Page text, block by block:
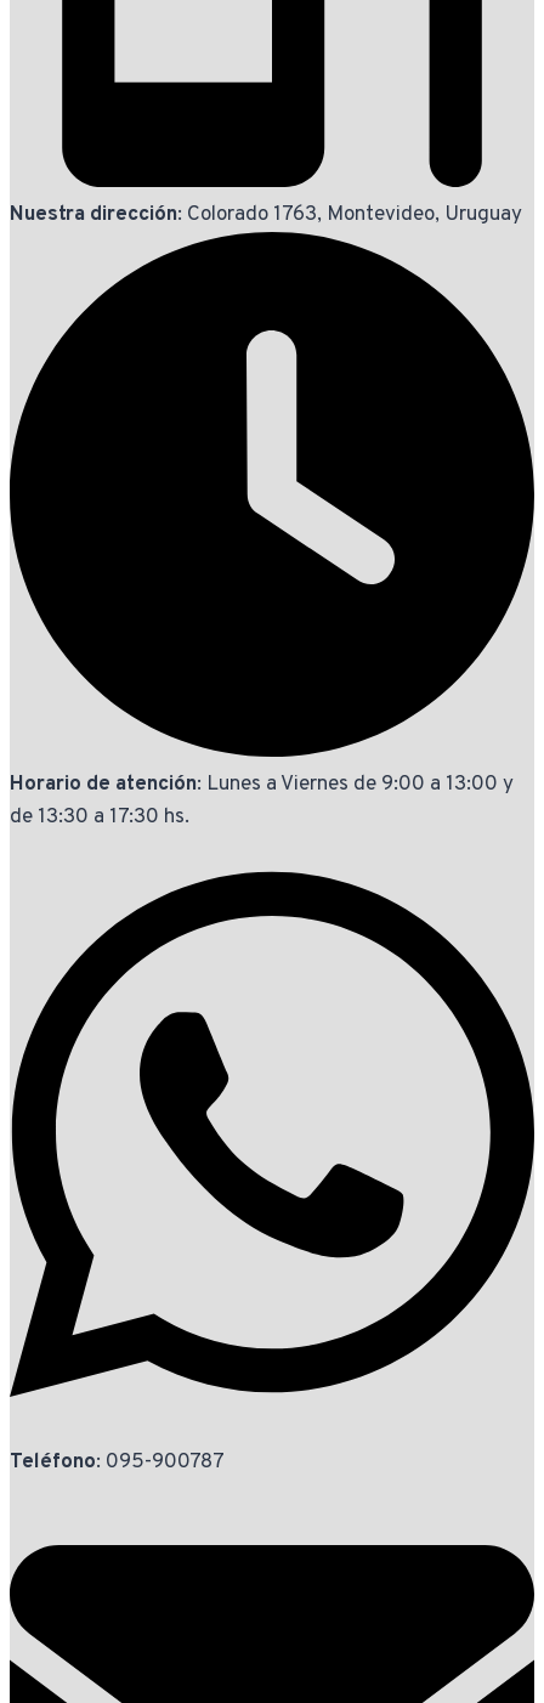
Nuestra dirección: Colorado 1763, Montevideo, Uruguay
Horario de atención: Lunes a Viernes de 9:00 a 13:00 y
de 13:30 a 17:30 hs.
Teléfono: 095-900787